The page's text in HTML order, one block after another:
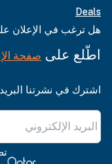
Deals
هل ترغب في الإعلان
اطّلع على صفحة
اشترك في نشرتنا